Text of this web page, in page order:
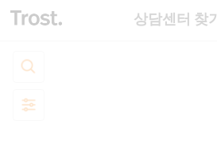
상담센터 찾기